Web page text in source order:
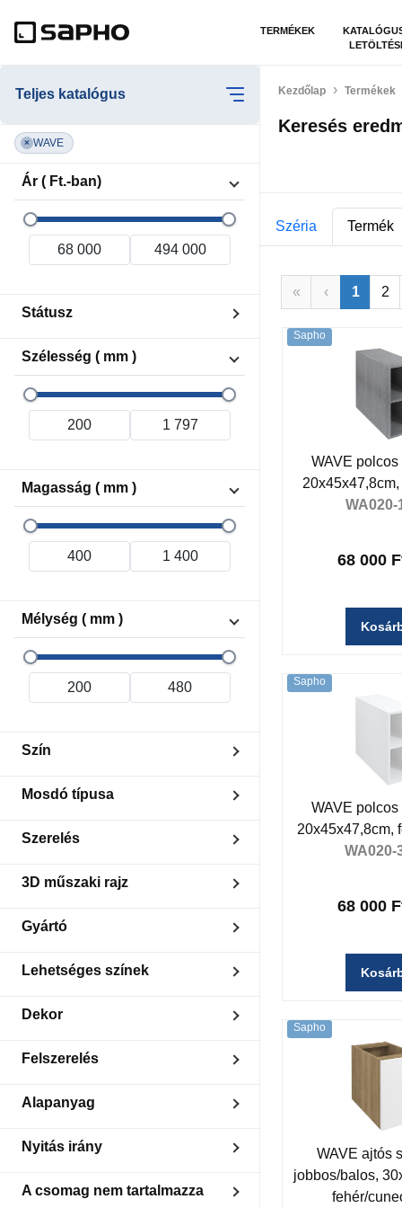
TERMÉKEK
Teljes katalógus
× WAVE
Ár ( Ft.-ban)
Státusz
Készleten
Rendelésre
Szélesség ( mm )
Magasság ( mm )
Mélység ( mm )
Szín
Barna
Fehér
Mosdó típusa
Duplamosdó
Mosdó
Szerelés
Fali
3D műszaki rajz
Van
Gyártó
Sapho
Lehetséges színek
Színminták szerint választható
Dekor
Alabama tölgy
Collingwood tölgy
Tölgy cuneo
Felszerelés
Laundry basket: additional
Silent and soft closing
Alapanyag
MDF/laminált
Nyitás irány
A csomag nem tartalmazza
Kezdőlap Termékek
Keresés
Széria Termék
« ‹ 1 2
Sapho
WAVE polcos
WA020-
68 000
Sapho
WAVE polcos
20x45x47,8cm,
WA020-
68 000
Sapho
WAVE ajtós
jobbos/balos,
fehér/